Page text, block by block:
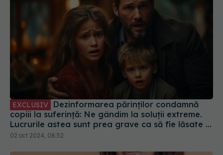
EXCLUSIV
copiii la suferință: Ne gândim la soluții extreme.
Lucrurile astea sunt prea grave ca să fie lăsate la
decizia unor părinți care trăiesc într-o lume
02 oct 2024, 08:52